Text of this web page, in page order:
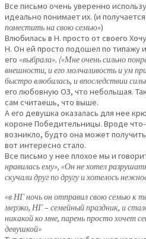
Все письмо очень уверенно
идеально понимает их. (и
поместить на свою семью»)
Влюбилась в Н. просто от своего
Н. Он ей просто подошел по типажу
его «выбрала». («Мне очень сильно
внешности, и его молчаливость и ум
быстро влюбилась, и впоследствии
его любовную ОЗ, что небольшая.
сам считаешь, что выше.
А его девушка оказалась для нее
короне Победительницы. Вроде
возникло, будто она может
вот интересно стало.
Все письмо у нее плохое мы и
нравилась ему», «Он не хотел
скучали друг по другу и хотелось
«в НГ ночь он отправил свою семью к
мерзко, НГ – семейный праздник, и
никакой ко мне, парень просто хочет
девушкой»